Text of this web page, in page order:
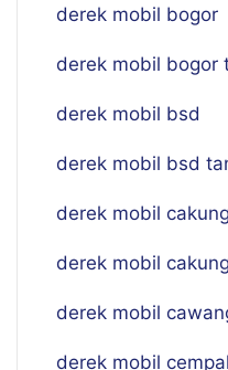
derek mobil bogor
derek mobil bogor
derek mobil bsd
derek mobil bsd
derek mobil cakung
derek mobil
derek mobil
derek mobil